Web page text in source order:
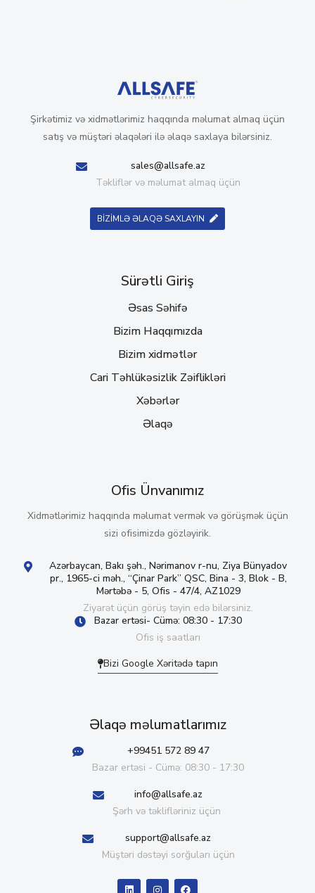
Şirkətimiz və xidmətlərimiz haqqında məlumat almaq üçün
satış və müştəri əlaqələri ilə əlaqə saxlaya bilərsiniz.
sales@allsafe.az
Təkliflər və məlumat almaq üçün
BİZİMLƏ ƏLAQƏ SAXLAYIN
Sürətli Giriş
Əsas Səhifə
Bizim Haqqımızda
Bizim xidmətlər
Cari Təhlükəsizlik Zəiflikləri
Xəbərlər
Əlaqə
Ofis Ünvanımız
Xidmətlərimiz haqqında məlumat vermək və görüşmək üçün
sizi ofisimizdə gözləyirik.
Azərbaycan, Bakı şəh., Nərimanov r-nu, Ziya Bünyadov
pr., 1965-ci məh., “Çinar Park” QSC, Bina - 3, Blok - B,
Mərtəbə - 5, Ofis - 47/4, AZ1029
Ziyarət üçün görüş təyin edə bilərsiniz.
Bazar ertəsi- Cümə: 08:30 - 17:30
Ofis iş saatları
Bizi Google Xəritədə tapın
Əlaqə məlumatlarımız
+99451 572 89 47
Bazar ertəsi - Cümə: 08:30 - 17:30
info@allsafe.az
Şərh və təklifləriniz üçün
support@allsafe.az
Müştəri dəstəyi sorğuları üçün